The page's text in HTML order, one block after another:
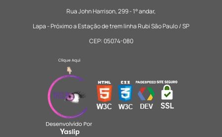
Rua John Harrison, 299 - 1° andar,
Lapa - Próximo a Estação de trem linha Rubi São Paulo / SP
CEP: 05074-080